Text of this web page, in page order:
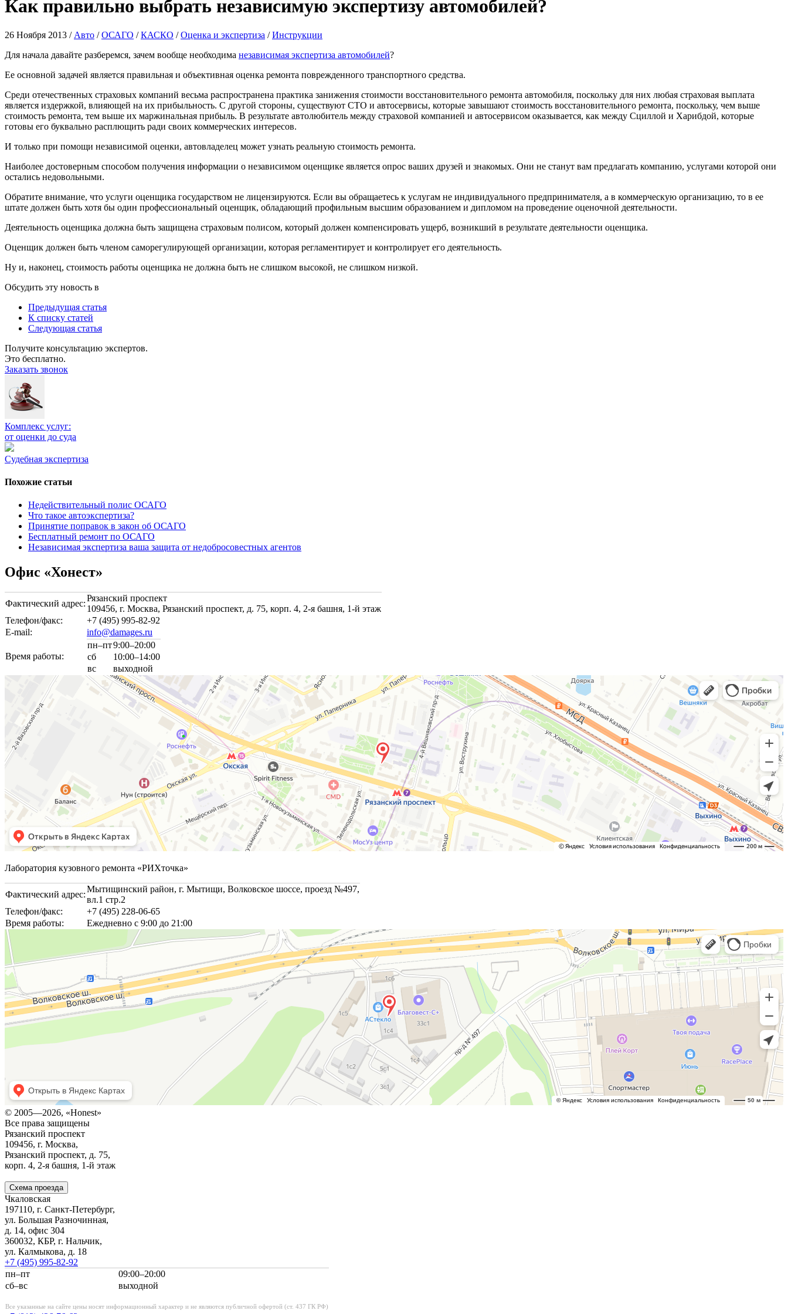
Как правильно выбрать независимую экспертизу автомобилей?
26 Ноября 2013 / Авто /ОСАГО /КАСКО /Оценка и экспертиза /Инструкции
Для начала давайте разберемся, зачем вообще необходима независимая экспертиза автомобилей?
Ее основной задачей является правильная и объективная оценка ремонта поврежденного транспортного средства.
Среди отечественных страховых компаний весьма распространена практика занижения стоимости восстановительного ремонта автомобиля, поскольку для них любая страховая выплата
является издержкой, влияющей на их прибыльность. С другой стороны, существуют СТО и автосервисы, которые завышают стоимость восстановительного ремонта, поскольку, чем выше
стоимость ремонта, тем выше их маржинальная прибыль. В результате автолюбитель между страховой компанией и автосервисом оказывается, как между Сциллой и Харибдой, которые
готовы его буквально расплющить ради своих коммерческих интересов.
И только при помощи независимой оценки, автовладелец может узнать реальную стоимость ремонта.
Наиболее достоверным способом получения информации о независимом оценщике является опрос ваших друзей и знакомых. Они не станут вам предлагать компанию, услугами которой они
остались недовольными.
Обратите внимание, что услуги оценщика государством не лицензируются. Если вы обращаетесь к услугам не индивидуального предпринимателя, а в коммерческую организацию, то в ее
штате должен быть хотя бы один профессиональный оценщик, обладающий профильным высшим образованием и дипломом на проведение оценочной деятельности.
Деятельность оценщика должна быть защищена страховым полисом, который должен компенсировать ущерб, возникший в результате деятельности оценщика.
Оценщик должен быть членом саморегулирующей организации, которая регламентирует и контролирует его деятельность.
Ну и, наконец, стоимость работы оценщика не должна быть не слишком высокой, не слишком низкой.
Обсудить эту новость в
Предыдущая статья
К списку статей
Следующая статья
Получите консультацию экспертов.
Это бесплатно.
Заказать звонок
Комплекс услуг:
от оценки до суда
Судебная экспертиза
Похожие статьи
Недействительный полис ОСАГО
Что такое автоэкспертиза?
Принятие поправок в закон об ОСАГО
Бесплатный ремонт по ОСАГО
Независимая экспертиза ваша защита от недобросовестных агентов
Офис «Хонест»
Фактический адрес:
Рязанский проспект
109456, г. Москва, Рязанский проспект, д. 75, корп. 4, 2-я башня, 1-й этаж
Телефон/факс:
+7 (495) 995-82-92
E-mail:
info@damages.ru
Время работы:
пн–пт9:00–20:00
сб
10:00–14:00
вс
выходной
Лаборатория кузовного ремонта «РИХточка»
Фактический адрес:
Мытищинский район, г. Мытищи, Волковское шоссе, проезд №497,
вл.1 стр.2
Телефон/факс:
+7 (495) 228-06-65
Время работы:
Ежедневно с 9:00 до 21:00
© 2005—2026, «Honest»
Все права защищены
Рязанский проспект
109456, г. Москва,
Рязанский проспект, д. 75,
корп. 4, 2-я башня, 1-й этаж
Схема проезда
Чкаловская
197110, г. Санкт-Петербург,
ул. Большая Разночинная,
д. 14, офис 304
360032, КБР, г. Нальчик,
ул. Калмыкова, д. 18
+7 (495) 995-82-92
пн–пт
09:00–20:00
сб–вс
выходной
Все указанные на сайте цены носят информационный характер и не являются публичной офертой (ст. 437 ГК РФ)